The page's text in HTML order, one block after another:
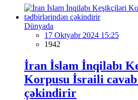
Dünyada
17 Oktyabr 2024 15:25
1942
İran İslam İnqilabı
Korpusu İsraili
çəkindirir